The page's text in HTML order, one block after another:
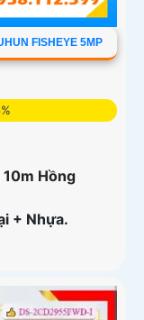
FISHEYE 5MP
10m Hồng
+ Nhựa.